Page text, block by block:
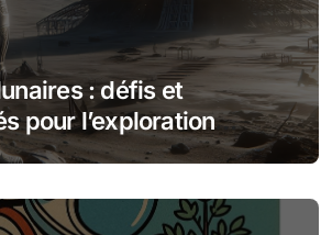
: défis et
pour l’exploration